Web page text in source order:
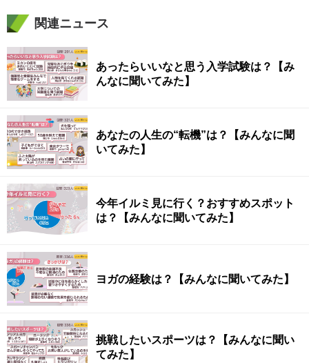
関連ニュース
あったらいいなと思う入学試験は？【み
んなに聞いてみた】
あなたの人生の“転機”は？【みんなに聞
いてみた】
今年イルミ見に行く？おすすめスポット
は？【みんなに聞いてみた】
ヨガの経験は？【みんなに聞いてみた】
挑戦したいスポーツは？【みんなに聞い
てみた】